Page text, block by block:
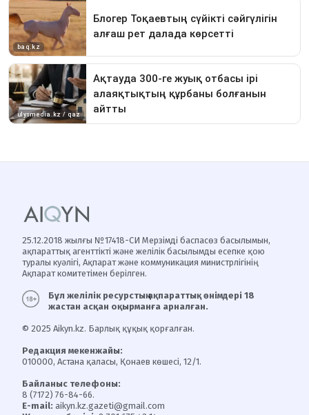
25.12.2018 жылғы №17418-СИ Мерзімді баспасөз басылымын,
ақпараттық агенттікті және желілік басылымды есепке қою
туралы куәлігі, Ақпарат және коммуникация министрлігінің
Ақпарат комитетімен берілген.
Бұл желілік ресурстың ақпараттық өнімдері 18
жастан асқан оқырманға арналған.
© 2025 Aikyn.kz. Барлық құқық қорғалған.
Редакция мекенжайы:
010000, Астана қаласы, Қонаев көшесі, 12/1.
Байланыс телефоны:
8 (7172) 76-84-66.
E-mail: aikyn.kz.gazeti@gmail.com